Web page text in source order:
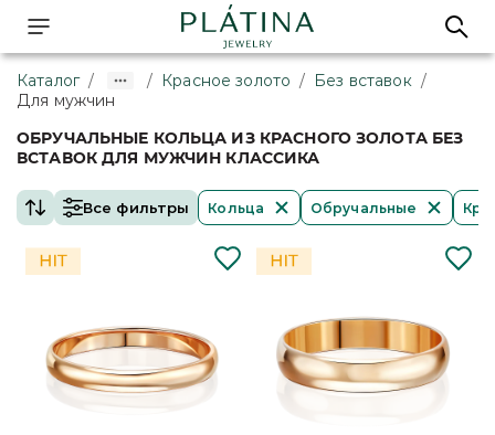
Каталог / / Красное золото / Без вставок /
Для мужчин
ОБРУЧАЛЬНЫЕ КОЛЬЦА ИЗ КРАСНОГО ЗОЛОТА БЕЗ
ВСТАВОК ДЛЯ МУЖЧИН КЛАССИКА
Все фильтры Кольца Обручальные